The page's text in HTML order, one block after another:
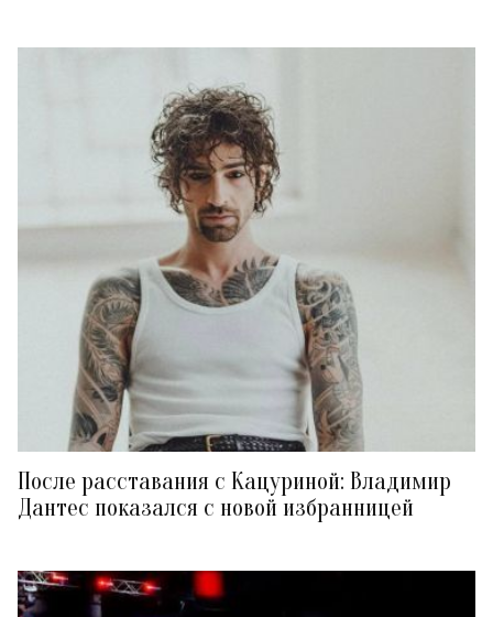
После расставания с Кацуриной: Владимир
Дантес показался с новой избранницей